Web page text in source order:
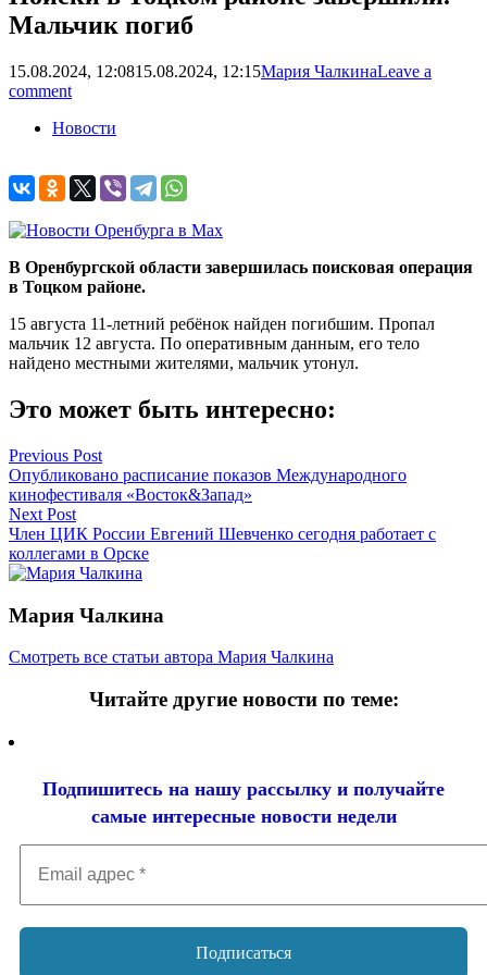
Мальчик погиб
15.08.2024, 12:0815.08.2024, 12:15Мария ЧалкинаLeave a
comment
Новости
В Оренбургской области завершилась поисковая операция
в Тоцком районе.
15 августа 11-летний ребёнок найден погибшим. Пропал
мальчик 12 августа. По оперативным данным, его тело
найдено местными жителями, мальчик утонул.
Это может быть интересно:
Навигация
по
записям
Previous Post
Опубликовано расписание показов Международного
кинофестиваля «Восток&Запад»
Next Post
Член ЦИК России Евгений Шевченко сегодня работает с
коллегами в Орске
Мария Чалкина
Смотреть все статьи автора Мария Чалкина
Читайте другие новости по теме:
Подпишитесь на нашу рассылку и получайте
самые интересные новости недели
адрес
*